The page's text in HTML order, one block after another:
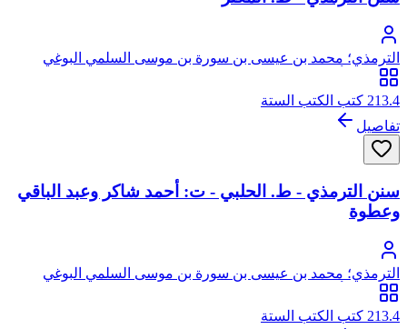
الترمذي؛ محمد بن عيسى بن سورة بن موسى السلمي البوغي
الترمذي، أبو عيسى
213.4 كتب الكتب الستة
تفاصيل
سنن الترمذي - ط. الحلبي - ت: أحمد شاكر وعبد الباقي
وعطوة
الترمذي؛ محمد بن عيسى بن سورة بن موسى السلمي البوغي
الترمذي، أبو عيسى
213.4 كتب الكتب الستة